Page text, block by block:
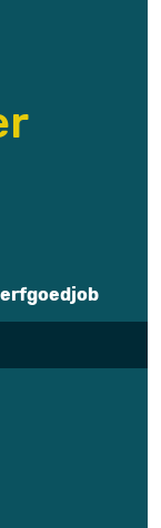
erfgoedjob